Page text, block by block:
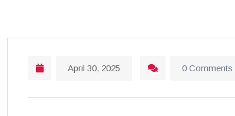
April 30, 2025 0 Comments